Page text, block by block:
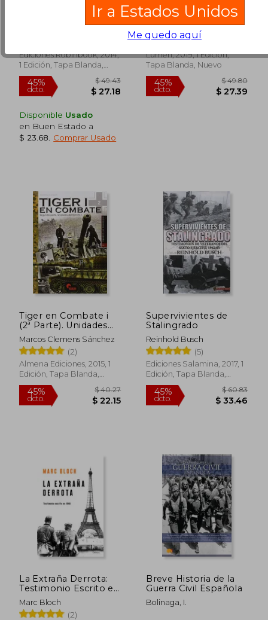
45%
dcto.
$ 146.87
$ 80.78
45%
dcto. $
45%
dcto.
$ 43.59
$ 23.98
45%
dcto.
$
$
Diarios del Día-D
Ediciones Robinbook, 2014,
1 Edición, Tapa Blanda,
Nuevo
Disponible Usado
en Buen Estado a
$ 23.68
Comprar Usado
Eichmann En
Jerusalén / Eichmann
in Jerusalem: A
Report on the
Hannah Arendt
(4)
Lumen, 2019, 1 Edición,
Tapa Blanda, Nuevo
Tiger en Combate i
(2ª Parte). Unidades
del Ejercito i
(Imágenes de Guerra)
Marcos Clemens Sánchez
(2)
Almena Ediciones, 2015, 1
Edición, Tapa Blanda,
Nuevo
Supervivientes de
Stalingrado
Reinhold Busch
(5)
Ediciones Salamina, 2017, 1
Edición, Tapa Blanda,
Nuevo
La Extraña Derrota:
Testimonio Escrito en
1940
Marc Bloch
(2)
Breve Historia de la
Guerra Civil Española
Bolinaga, I.
Ir a Estados Unidos
Me quedo aquí